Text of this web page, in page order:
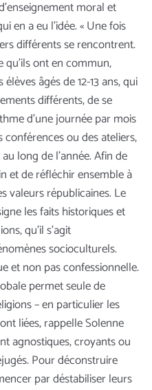
moral et
en a eu l’idée. « Une fois
différents se rencontrent.
ont en commun,
âgés de 12-13 ans, qui
différents, de se
d’une journée par mois
ou des ateliers,
long de l’année. Afin de
et de réfléchir ensemble à
valeurs républicaines. Le
les faits historiques et
qu’il s’agit
socioculturels.
et non pas confessionnelle.
permet seule de
– en particulier les
liées, rappelle Solenne
agnostiques, croyants ou
Pour déconstruire
par déstabiliser leurs